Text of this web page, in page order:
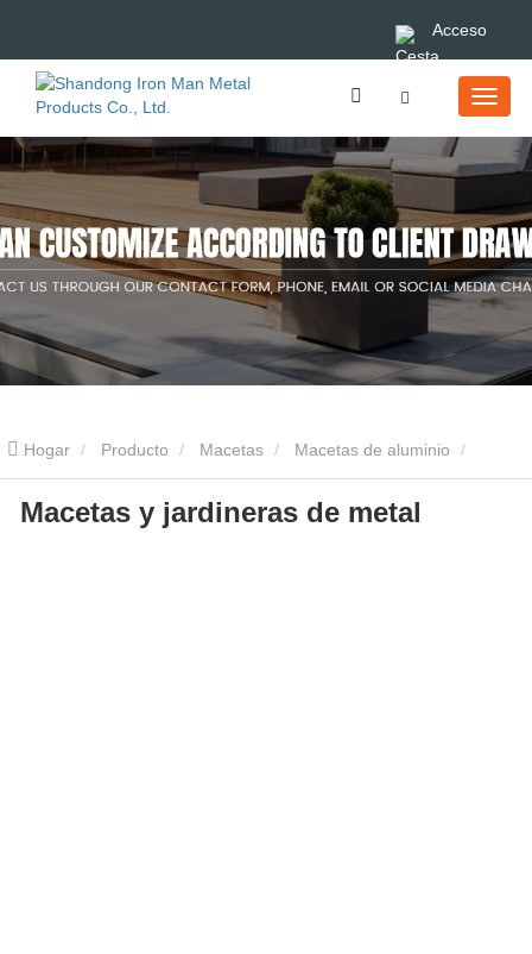
Acceso
Hogar Producto Macetas Macetas de aluminio
Macetas y jardineras de metal
Macetas y jardineras de metal